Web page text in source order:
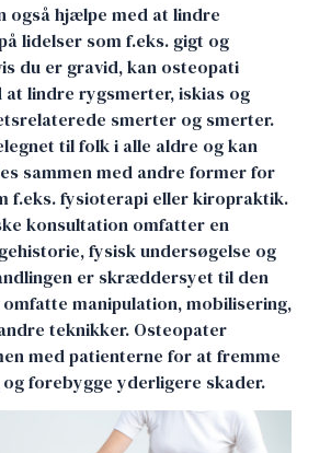
også hjælpe med at lindre
lidelser som f.eks. gigt og
du er gravid, kan osteopati
lindre rygsmerter, iskias og
smerter og smerter.
til folk i alle aldre og kan
sammen med andre former for
f.eks. fysioterapi eller kiropraktik.
konsultation omfatter en
fysisk undersøgelse og
er skræddersyet til den
manipulation, mobilisering,
teknikker. Osteopater
med patienterne for at fremme
forebygge yderligere skader.